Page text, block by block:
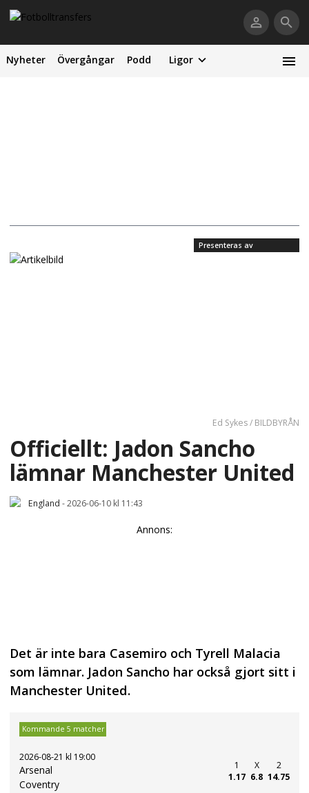
Nyheter Övergångar Podd Ligor
Presenteras av
Ed Sykes / BILDBYRÅN
Officiellt: Jadon Sancho
lämnar Manchester United
England -2026-06-10 kl 11:43
Annons:
Det är inte bara Casemiro och Tyrell Malacia
som lämnar. Jadon Sancho har också gjort sitt i
Manchester United.
Kommande 5 matcher
2026-08-21 kl 19:00
Arsenal
Coventry
1
1.17
X
6.8
2
14.75